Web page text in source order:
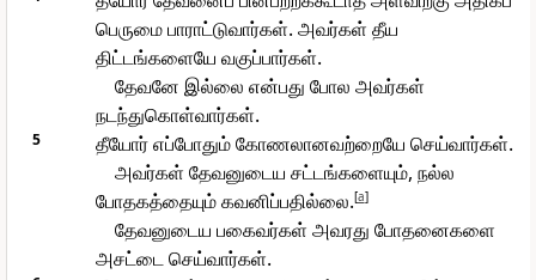
பெருமை பாராட்டுவார்கள். அவர்கள் தீய
திட்டங்களையே வகுப்பார்கள்.
தேவனே இல்லை என்பது போல அவர்கள்
நடந்துகொள்வார்கள்.
5
தீயோர் எப்போதும் கோணலானவற்றையே செய்வார்கள்.
அவர்கள் தேவனுடைய சட்டங்களையும், நல்ல
போதகத்தையும் கவனிப்பதில்லை.[a]
தேவனுடைய பகைவர்கள் அவரது போதனைகளை
அசட்டை செய்வார்கள்.